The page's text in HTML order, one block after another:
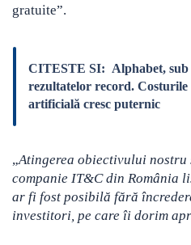
gratuite”.
CITESTE SI: Alphabet,
rezultatelor record.
artificială cresc puternic
„Atingerea obiectivului nostru
companie IT&C din România
ar fi fost posibilă fără
investitori, pe care îi dorim